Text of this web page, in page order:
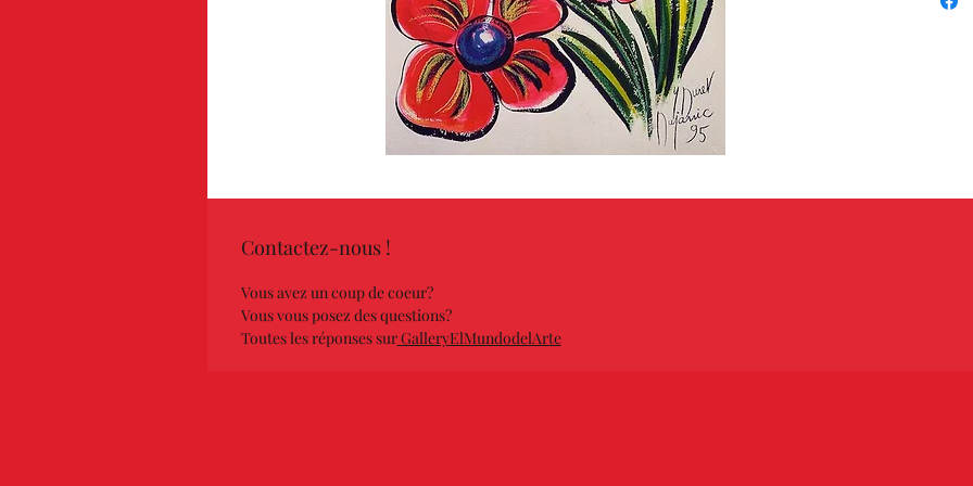
Contactez-nous !
Vous avez un coup de coeur?
Vous vous posez des questions?
Toutes les réponses surGalleryElMundodelArte